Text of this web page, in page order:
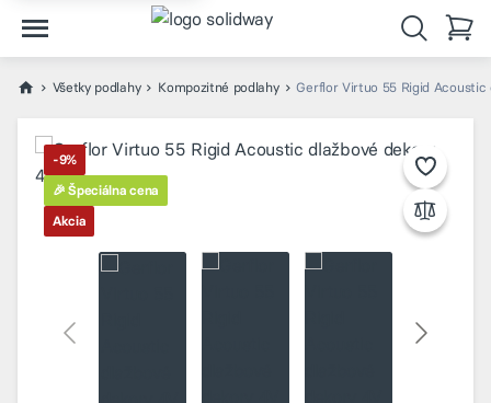
Všetky podlahy Kompozitné podlahy Gerflor Virtuo 55 Rigid
-9%
🎉 Špeciálna cena
Akcia